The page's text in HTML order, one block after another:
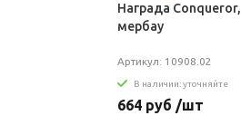
Награда Conqueror,
мербау
Артикул: 10908.02
В наличии: уточняйте
664 руб /шт